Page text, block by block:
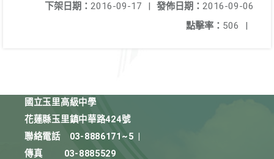
發佈日期： 2016-09-06
下架日期： 2016-09-17
|
點擊率： 506 |
國立玉里高級中學
花蓮縣玉里鎮中華路424號
聯絡電話
03-8886171~5
傳真
03-8885529